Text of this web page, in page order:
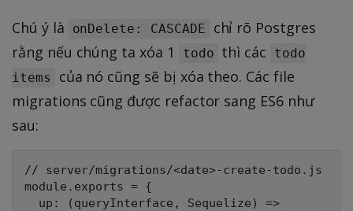
Chú ý là onDelete: CASCADE
chỉ rõ Postgres
rằng nếu chúng ta xóa 1
todo thì các
todo
items
của nó cũng sẽ bị xóa theo. Các file
migrations cũng được refactor sang ES6 như
sau:
// server/migrations/<date>-create-todo.js
module.exports = {
  up: (queryInterface, Sequelize) =>